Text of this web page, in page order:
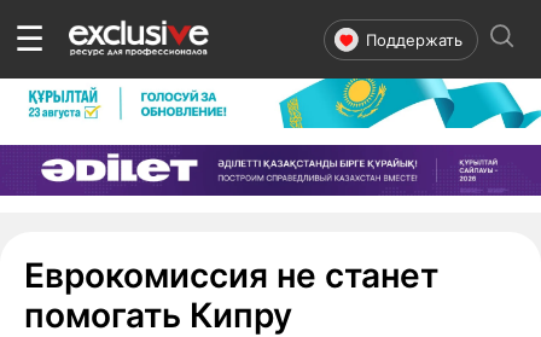
☰ Поддержать
Еврокомиссия не станет
помогать Кипру